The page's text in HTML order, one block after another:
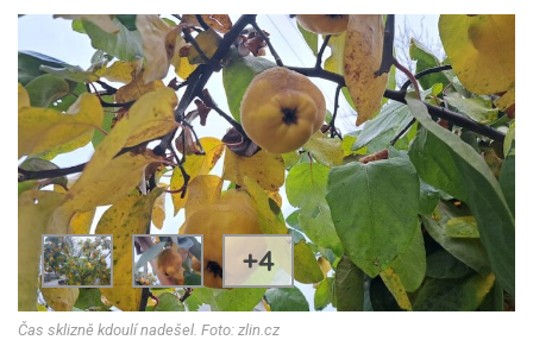
+4
Čas sklizně kdoulí nadešel. Foto: zlin.cz